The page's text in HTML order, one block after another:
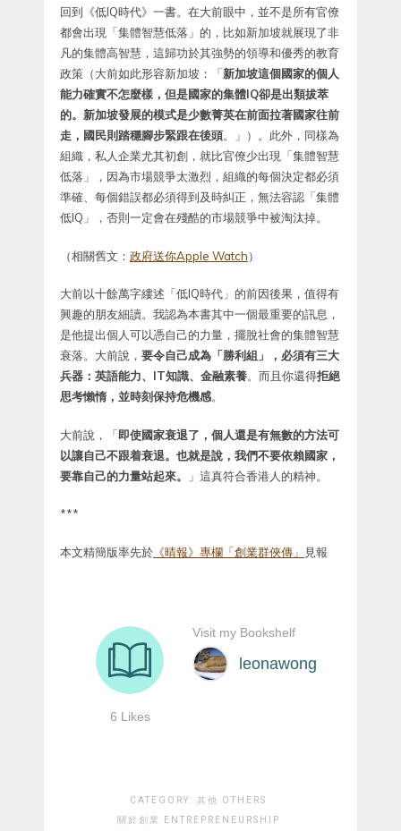
回到《低IQ時代》一書。在大前眼中，並不是所有官僚
都會出現「集體智慧低落」的，比如新加坡就展現了非
凡的集體高智慧，這歸功於其強勢的領導和優秀的教育
政策（大前如此形容新加坡：「新加坡這個國家的個人
能力確實不怎麼樣，但是國家的集體IQ卻是出類拔萃
的。新加坡發展的模式是少數菁英在前面拉著國家往前
走，國民則踏穩腳步緊跟在後頭。」）。此外，同樣為
組織，私人企業尤其初創，就比官僚少出現「集體智慧
低落」，因為市場競爭太激烈，組織的每個決定都必須
準確、每個錯誤都必須得到及時糾正，無法容認「集體
低IQ」，否則一定會在殘酷的市場競爭中被淘汰掉。
（相關舊文： 政府送你Apple Watch）
大前以十餘萬字縷述「低IQ時代」的前因後果，值得有
興趣的朋友細讀。我認為本書其中一個最重要的訊息，
是他提出個人可以憑自己的力量，擺脫社會的集體智慧
衰落。大前說， 要令自己成為「勝利組」，必須有三大
兵器：英語能力、IT知識、金融素養。而且你還得拒絕
思考懶惰，並時刻保持危機感。
大前說，「即使國家衰退了，個人還是有無數的方法可
以讓自己不跟着衰退。也就是說，我們不要依賴國家，
要靠自己的力量站起來。
」這真符合香港人的精神。
***
本文精簡版率先於 《晴報》專欄「創業群俠傳」 見報
CATEGORY: 其他 OTHERS
關於創業 ENTREPRENEURSHIP